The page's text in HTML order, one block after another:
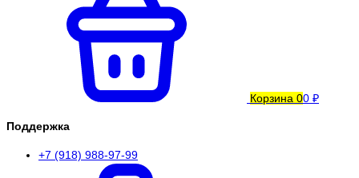
Корзина 00 ₽
Поддержка
+7 (918) 988-97-99